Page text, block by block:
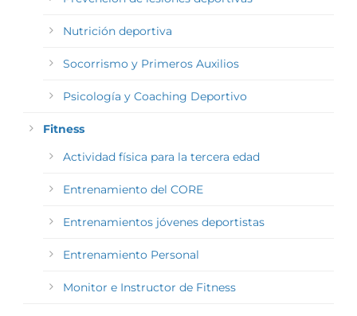
Nutrición deportiva
Socorrismo y Primeros Auxilios
Psicología y Coaching Deportivo
Fitness
Actividad física para la tercera edad
Entrenamiento del CORE
Entrenamientos jóvenes deportistas
Entrenamiento Personal
Monitor e Instructor de Fitness